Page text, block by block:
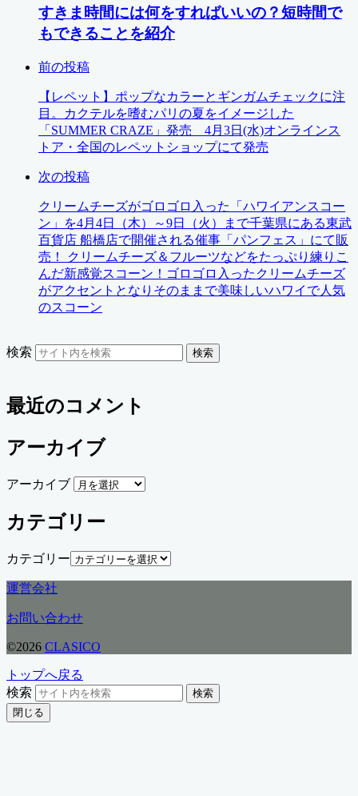
すきま時間には何をすればいいの？短時間で
もできることを紹介
前の投稿
【レペット】ポップなカラーとギンガムチェックに注
目。カクテルを嗜むパリの夏をイメージした
「SUMMER CRAZE」発売 4月3日(水)オンラインス
トア・全国のレペットショップにて発売
次の投稿
クリームチーズがゴロゴロ入った「ハワイアンスコー
ン」を4月4日（木）～9日（火）まで千葉県にある東武
百貨店 船橋店で開催される催事「パンフェス」にて販
売！ クリームチーズ＆フルーツなどをたっぷり練りこ
んだ新感覚スコーン！ゴロゴロ入ったクリームチーズ
がアクセントとなりそのままで美味しいハワイで人気
のスコーン
検索 検索
最近のコメント
アーカイブ
アーカイブ
カテゴリー
カテゴリー
運営会社
お問い合わせ
©2026 CLASICO
トップへ戻る
検索
検索
閉じる